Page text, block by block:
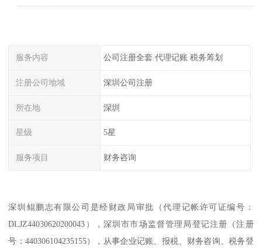
服务内容 公司注册全套 代理记账 税务筹划
注册公司地域 深圳公司注册
所在地 深圳
星级 5星
服务项目 财务咨询
深圳鲲鹏志有限公司是经财政局审批（代理记帐许可证编号：
DLJZ44030620200043），深圳市市场监督管理局登记注册（注册
号：440306104235155），从事企业记账、报税、财务咨询、税务登